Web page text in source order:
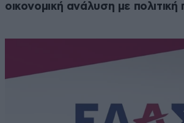
οικονομική ανάλυση με